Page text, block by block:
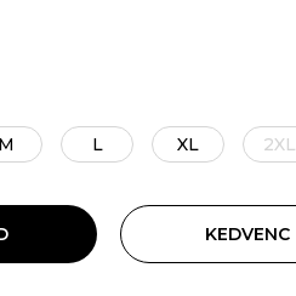
M L XL 2XL
KEDVENC